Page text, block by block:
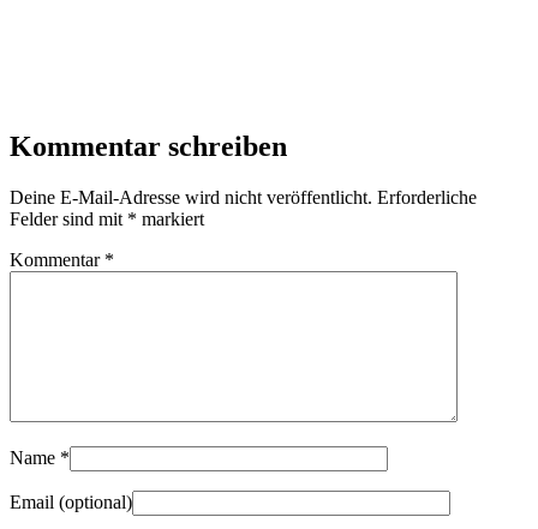
Kommentar schreiben
Deine E-Mail-Adresse wird nicht veröffentlicht. Erforderliche
Felder sind mit * markiert
Kommentar *
Name *
Email (optional)